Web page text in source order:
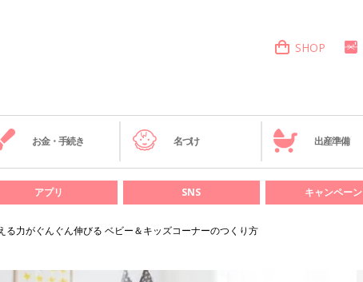
SHOP
お金・手続き 名づけ 出産準備
アプリ SNS キャンペーン
る力がぐんぐん伸びる ベビー＆キッズコーナーのつくり方